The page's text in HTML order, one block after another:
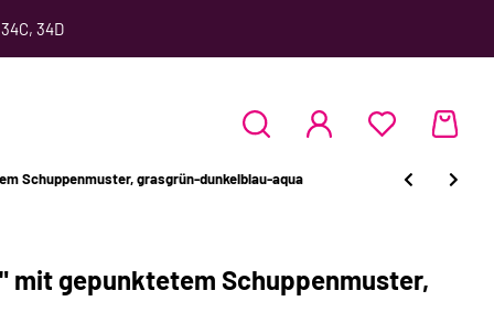
34D
Schuppenmuster, grasgrün-dunkelblau-aqua
gepunktetem Schuppenmuster,